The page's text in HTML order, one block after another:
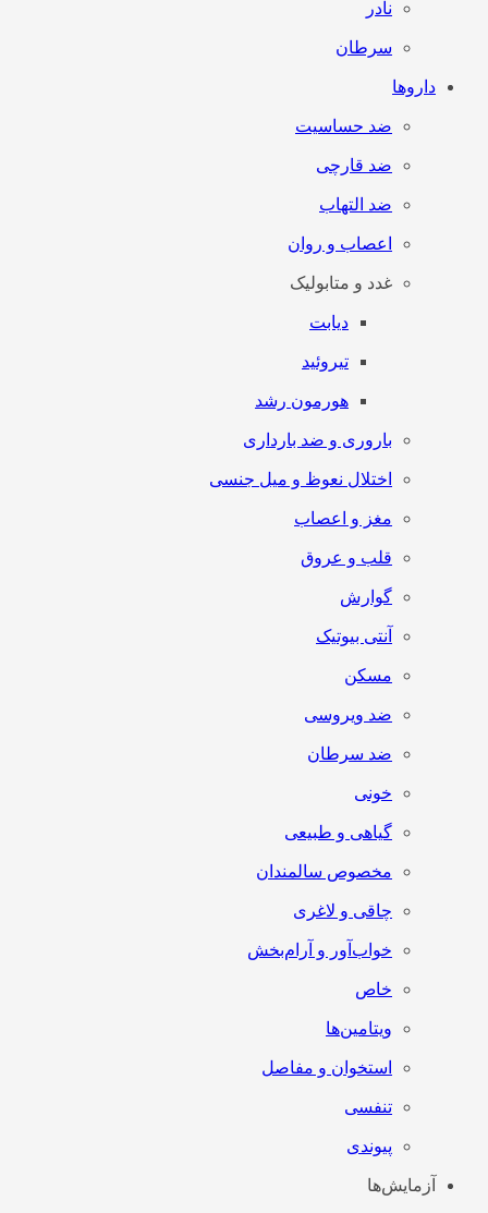
نادر
سرطان
داروها
ضد حساسیت
ضد قارچی
ضد التهاب
اعصاب و روان
غدد و متابولیک
دیابت
تیروئید
هورمون رشد
باروری و ضد بارداری
اختلال نعوظ و میل جنسی
مغز و اعصاب
قلب و عروق
گوارش
آنتی‌ بیوتیک
مسکن
ضد ویروسی
ضد سرطان
خونی
گیاهی و طبیعی
مخصوص سالمندان
چاقی و لاغری
خواب‌آور و آرام‌بخش
خاص
ویتامین‌ها
استخوان و مفاصل
تنفسی
پیوندی
آزمایش‌ها